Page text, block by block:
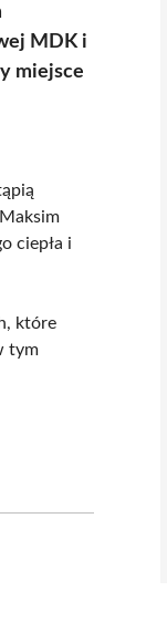
MDK i
miejsce
ciepła i
które
tym